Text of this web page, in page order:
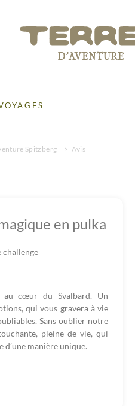
Spitzberg Avis
en pulka
challenge
au cœur du Svalbard. Un
qui vous gravera à vie
Sans oublier notre
pleine de vie, qui
manière unique.